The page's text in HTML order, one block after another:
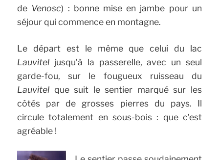
de Venosc) : bonne mise en jambe pour un
séjour qui commence en montagne.
Le départ est le même que celui du lac
Lauvitel jusqu’à la passerelle, avec un seul
garde-fou, sur le fougueux ruisseau du
Lauvitel que suit le sentier marqué sur les
côtés par de grosses pierres du pays. Il
circule totalement en sous-bois : que c’est
agréable !